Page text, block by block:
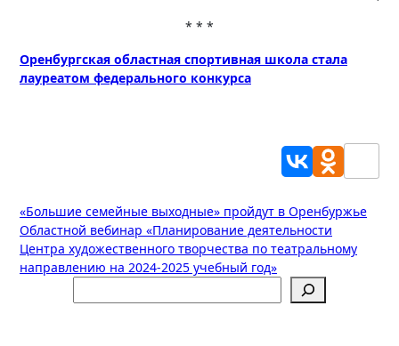
* * *
Оренбургская областная спортивная школа стала
лауреатом федерального конкурса
Навигация
по
записям
«Большие семейные выходные» пройдут в Оренбуржье
Областной вебинар «Планирование деятельности
Центра художественного творчества по театральному
направлению на 2024-2025 учебный год»